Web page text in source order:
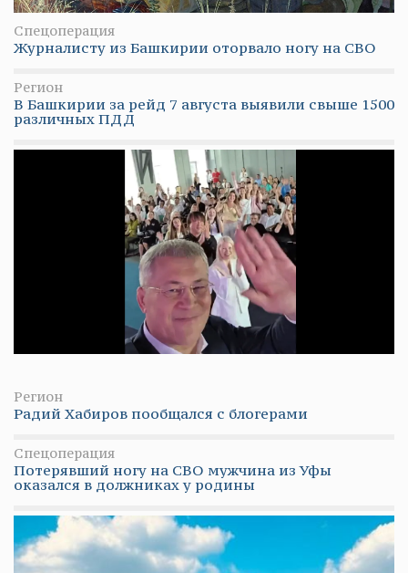
Спецоперация
Журналисту из Башкирии оторвало ногу на СВО
Регион
В Башкирии за рейд 7 августа выявили свыше 1500
различных ПДД
Регион
Радий Хабиров пообщался с блогерами
Спецоперация
Потерявший ногу на СВО мужчина из Уфы
оказался в должниках у родины